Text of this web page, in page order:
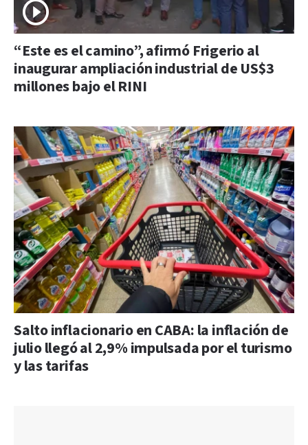
“Este es el camino”, afirmó Frigerio al
inaugurar ampliación industrial de US$3
millones bajo el RINI
Salto inflacionario en CABA: la inflación de
julio llegó al 2,9% impulsada por el turismo
y las tarifas